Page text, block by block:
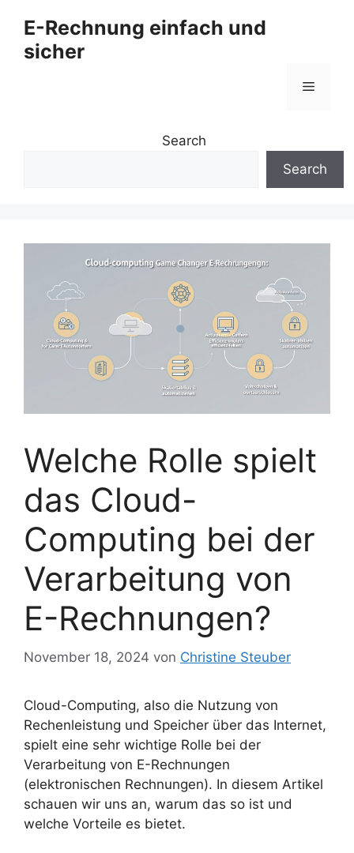
Inhalt
springen
E-Rechnung einfach und
sicher
Menü
Search
Search
Welche Rolle spielt
das Cloud-
Computing bei der
Verarbeitung von
E-Rechnungen?
November 18, 2024 von Christine Steuber
Cloud-Computing, also die Nutzung von
Rechenleistung und Speicher über das Internet,
spielt eine sehr wichtige Rolle bei der
Verarbeitung von E-Rechnungen
(elektronischen Rechnungen). In diesem Artikel
schauen wir uns an, warum das so ist und
welche Vorteile es bietet.